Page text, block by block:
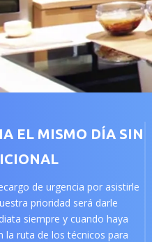
EL MISMO DÍA SIN
de urgencia por asistirle
prioridad será darle
siempre y cuando haya
la ruta de los técnicos para